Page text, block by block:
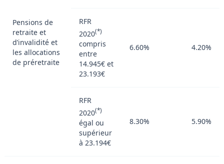
Pensions de
retraite et
d’invalidité et
les allocations
de préretraite
RFR
2020(*)
compris
entre
14.945€ et
23.193€
6.60% 4.20%
RFR
2020(*)
égal ou
supérieur
à 23.194€
8.30% 5.90%